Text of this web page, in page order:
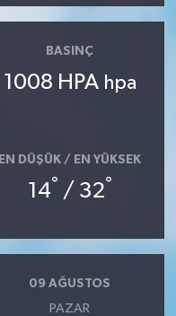
BASINÇ
1008 HPA hpa
EN DÜŞÜK / EN YÜKSEK
14° / 32°
09 AĞUSTOS
PAZAR